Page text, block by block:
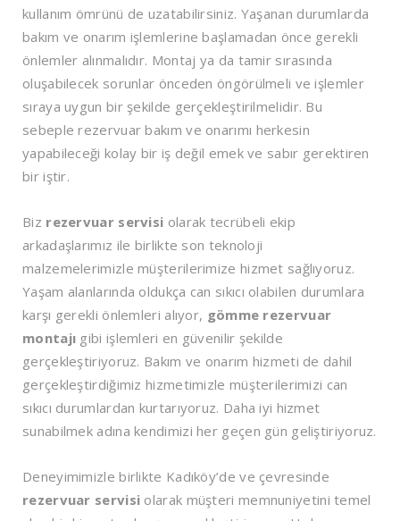
kullanım ömrünü de uzatabilirsiniz. Yaşanan durumlarda
bakım ve onarım işlemlerine başlamadan önce gerekli
önlemler alınmalıdır. Montaj ya da tamir sırasında
oluşabilecek sorunlar önceden öngörülmeli ve işlemler
sıraya uygun bir şekilde gerçekleştirilmelidir. Bu
sebeple rezervuar bakım ve onarımı herkesin
yapabileceği kolay bir iş değil emek ve sabır gerektiren
bir iştir.
Biz rezervuar servisi olarak tecrübeli ekip
arkadaşlarımız ile birlikte son teknoloji
malzemelerimizle müşterilerimize hizmet sağlıyoruz.
Yaşam alanlarında oldukça can sıkıcı olabilen durumlara
karşı gerekli önlemleri alıyor, gömme rezervuar
montajı gibi işlemleri en güvenilir şekilde
gerçekleştiriyoruz. Bakım ve onarım hizmeti de dahil
gerçekleştirdiğimiz hizmetimizle müşterilerimizi can
sıkıcı durumlardan kurtarıyoruz. Daha iyi hizmet
sunabilmek adına kendimizi her geçen gün geliştiriyoruz.
Deneyimimizle birlikte Kadıköy’de ve çevresinde
rezervuar servisi olarak müşteri memnuniyetini temel